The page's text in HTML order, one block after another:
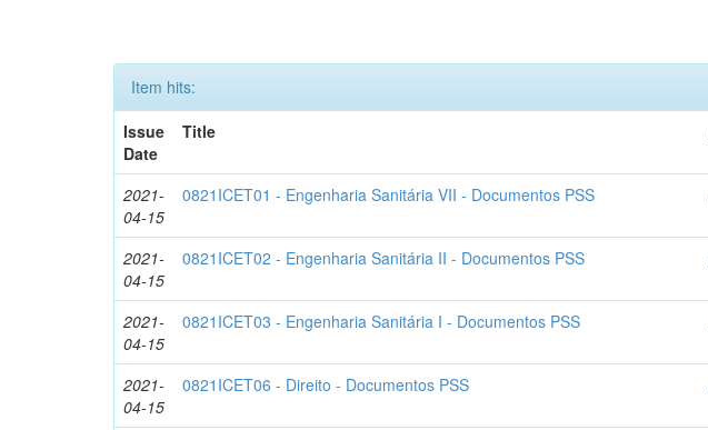
Item hits:
Issue
Date
Title
2021-
04-15
0821ICET01 - Engenharia Sanitária VII - Documentos PSS
2021-
04-15
0821ICET02 - Engenharia Sanitária II - Documentos PSS
2021-
04-15
0821ICET03 - Engenharia Sanitária I - Documentos PSS
2021-
04-15
0821ICET06 - Direito - Documentos PSS